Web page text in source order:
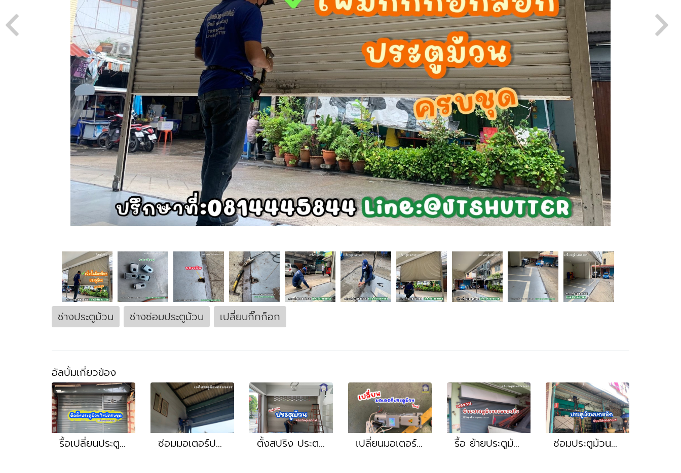
ช่างประตูม้วน ช่างซ่อมประตูม้วน เปลี่ยนกิ๊กก็อก
อัลบั้มเกี่ยวข้อง
รื้อเปลี่ยนประตูม้วนระบบสปริงใหม่ครบชุด หน้างาน สะแกงาม กทม. ซ่อมมอเตอร์ประตูม้วน กดหยุดไม่ได้ ซ่อมเปลี่ยนอะไหล่มอเตอร์ หน้างาน สมุทรสาคร พันท้าย พระราม2 บางน้ำจืด ตั้งสปริง ประตม้วนใหม่ เปลี่ยนประตูม้วนยกเบา สมุทรปราการ แพรกษา บางพลี สำโรง ปากน้ำ บางบ่อ เปลี่ยนมอเตอร์ประตูม้วนใหม่ครบชุด หน้างานปราจีนบุรี รื้อ ย้ายประตูม้วนระบบสปริงมือยก 1 ชุด หน้างาน สมุทรปราการ พระประแดง พระสมุทรเจดีย์ วัดคู่สร้าง สุขสวัสดิ์ ซ่อมประตูม้วนยกหนัก เปลี่ยนลูกปืนใหม่ สปริงใหม่ พระราม2 บางขุนเทียน แสมดำ เทียนทะเล ท่าข้าม อนามัยงานเจริญ